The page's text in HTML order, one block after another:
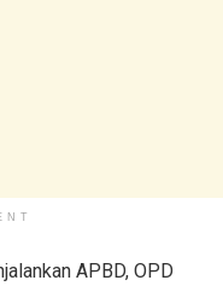
APBD, OPD